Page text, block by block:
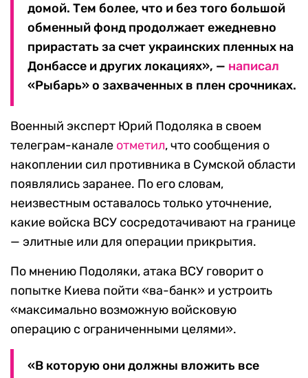
домой. Тем более, что и без того большой
обменный фонд продолжает ежедневно
прирастать за счет украинских пленных на
Донбассе и других локациях», — написал
«Рыбарь» о захваченных в плен срочниках.
Военный эксперт Юрий Подоляка в своем
телеграм-канале отметил, что сообщения о
накоплении сил противника в Сумской области
появлялись заранее. По его словам,
неизвестным оставалось только уточнение,
какие войска ВСУ сосредотачивают на границе
— элитные или для операции прикрытия.
По мнению Подоляки, атака ВСУ говорит о
попытке Киева пойти «ва-банк» и устроить
«максимально возможную войсковую
операцию с ограниченными целями».
«В которую они должны вложить все